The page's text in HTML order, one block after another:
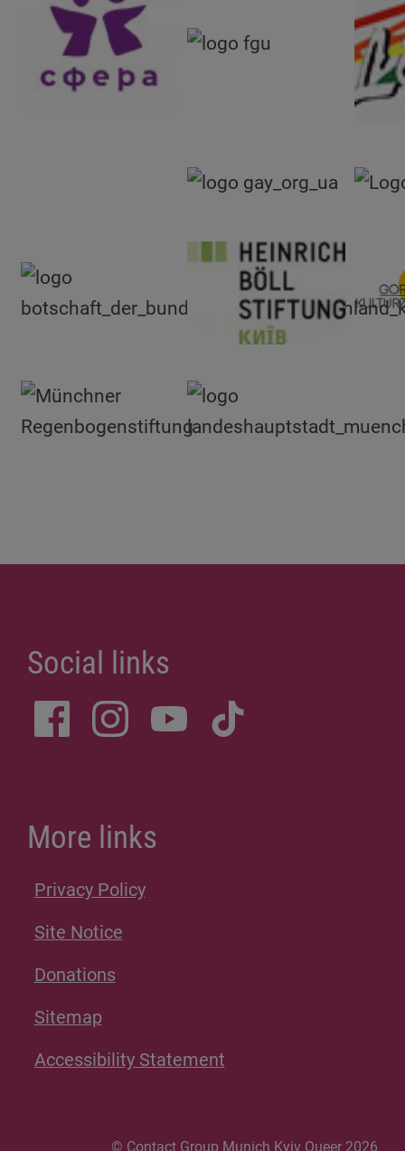
Social links
More links
Privacy Policy
Site Notice
Donations
Sitemap
Accessibility Statement
© Contact Group Munich Kyiv Queer 2026